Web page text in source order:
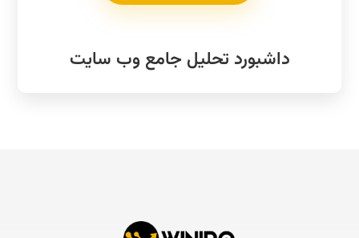
داشبورد تحلیل جامع وب سایت